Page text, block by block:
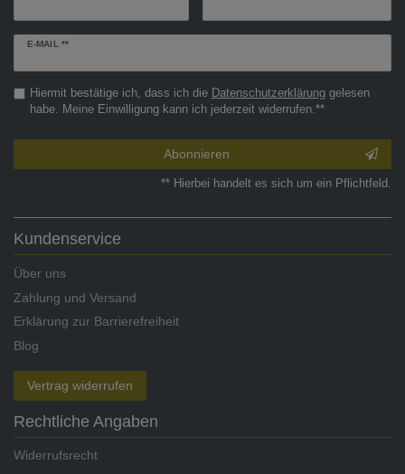
E-MAIL **
Newsletter
Hiermit bestätige ich, dass ich die Daten­schutz­erklärunggelesen
habe. Meine Einwilligung kann ich jederzeit widerrufen.**
Abonnieren
** Hierbei handelt es sich um ein Pflichtfeld.
Kundenservice
Über uns
Zahlung und Versand
Erklärung zur Barrierefreiheit
Blog
Vertrag widerrufen
Rechtliche Angaben
Widerrufsrecht